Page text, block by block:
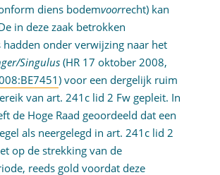
diens bodemvoorrecht) kan
in deze zaak betrokken
hadden onder verwijzing naar het
Singulus(HR 17 oktober 2008,
) voor een dergelijk ruim
van art. 241c lid 2 Fw gepleit. In
de Hoge Raad geoordeeld dat een
als neergelegd in art. 241c lid 2
op de strekking van de
reeds gold voordat deze